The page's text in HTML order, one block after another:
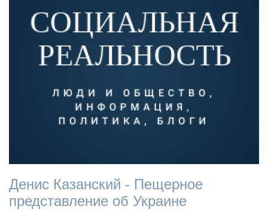
Денис Казанский - Пещерное
представление об Украине